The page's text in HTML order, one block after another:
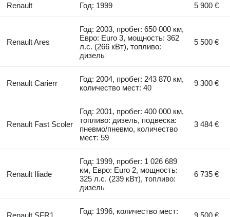
Renault Год: 1999 5 900 €
Renault Ares
Год: 2003, пробег: 650 000 км,
Евро: Euro 3, мощность: 362
л.с. (266 кВт), топливо:
дизель
5 500 €
Renault Carierr
Год: 2004, пробег: 243 870 км,
количество мест: 40
9 300 €
Renault Fast Scoler
Год: 2001, пробег: 400 000 км,
топливо: дизель, подвеска:
пневмо/пневмо, количество
мест: 59
3 484 €
Renault Iliade
Год: 1999, пробег: 1 026 689
км, Евро: Euro 2, мощность:
325 л.с. (239 кВт), топливо:
дизель
6 735 €
Renault SFR1
Год: 1996, количество мест:
9 500 €